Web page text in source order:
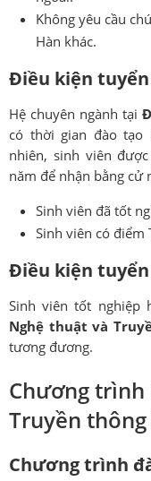
Không yêu cầu
Hàn khác.
Điều kiện
Hệ chuyên ngành tại
có thời gian đào tạo
nhiên, sinh viên
năm để nhận bằng cử
Sinh viên đã tốt
Sinh viên có điểm
Điều kiện tuyển
Sinh viên tốt nghiệp
Nghệ thuật và
tương đương.
Chương
Truyền
Chương trình